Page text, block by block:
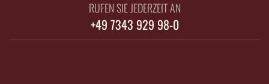
RUFEN SIE JEDERZEIT AN
+49 7343 929 98-0